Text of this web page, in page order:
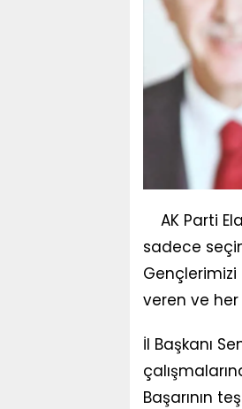
AK Parti
sadece
Gençlerimizi
veren ve
İl Başkanı
Başarının